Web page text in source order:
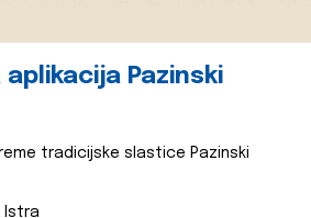
Pazinski
tradicijske slastice Pazinski
Istra